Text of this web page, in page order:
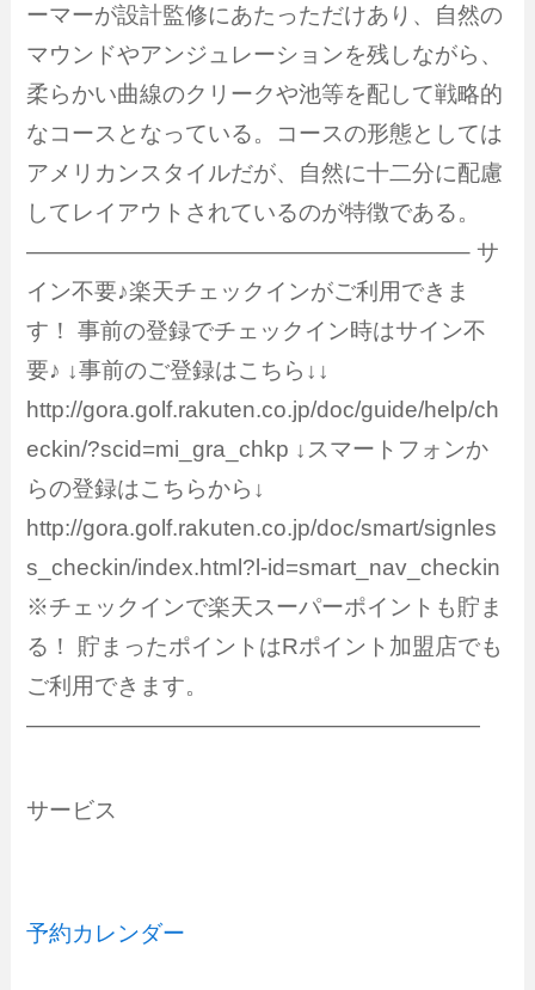
ーマーが設計監修にあたっただけあり、自然の
マウンドやアンジュレーションを残しながら、
柔らかい曲線のクリークや池等を配して戦略的
なコースとなっている。コースの形態としては
アメリカンスタイルだが、自然に十二分に配慮
してレイアウトされているのが特徴である。
———————————————————– サ
イン不要♪楽天チェックインがご利用できま
す！ 事前の登録でチェックイン時はサイン不
要♪ ↓事前のご登録はこちら↓↓
http://gora.golf.rakuten.co.jp/doc/guide/help/ch
eckin/?scid=mi_gra_chkp ↓スマートフォンか
らの登録はこちらから↓
http://gora.golf.rakuten.co.jp/doc/smart/signles
s_checkin/index.html?l-id=smart_nav_checkin
※チェックインで楽天スーパーポイントも貯ま
る！ 貯まったポイントはRポイント加盟店でも
ご利用できます。
————————————————————
サービス
予約カレンダー